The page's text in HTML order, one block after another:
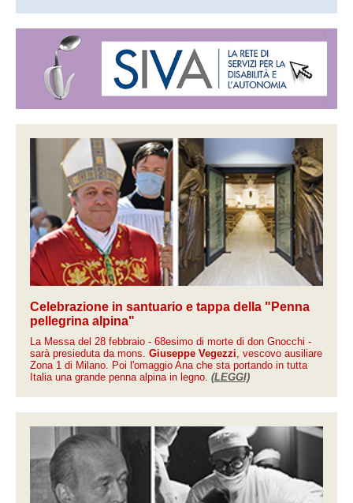
Celebrazione in santuario e tappa della "Penna
pellegrina alpina"
La Messa del 28 febbraio - 68esimo di morte di don Gnocchi -
sarà presieduta da mons. Giuseppe Vegezzi, vescovo ausiliare
Zona 1 di Milano. Poi l'omaggio Ana che sta portando in tutta
Italia una grande penna alpina in legno. (LEGGI)